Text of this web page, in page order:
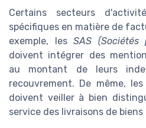
Certains secteurs
spécifiques en matière de
exemple, les SAS (Sociétés
doivent intégrer des
au montant de leurs
recouvrement. De même,
doivent veiller à bien
service des livraisons de